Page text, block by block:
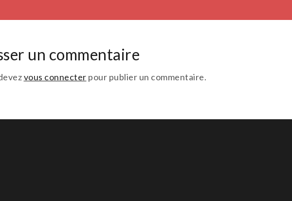
un commentaire
vous connecter pour publier un commentaire.